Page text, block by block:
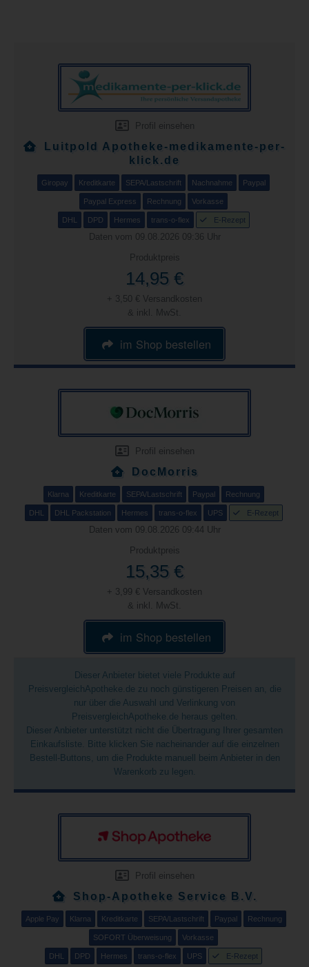
Profil einsehen
Luitpold Apotheke-medikamente-per-
klick.de
Giropay Kreditkarte SEPA/Lastschrift Nachnahme Paypal
Paypal Express Rechnung Vorkasse
DHL DPD Hermes trans-o-flex E-Rezept
Daten vom 09.08.2026 09:36 Uhr
Produktpreis
14,95 €
+ 3,50 € Versandkosten
& inkl. MwSt.
im Shop bestellen
Profil einsehen
DocMorris
Klarna Kreditkarte SEPA/Lastschrift Paypal Rechnung
DHL DHL Packstation Hermes trans-o-flex UPS E-Rezept
Daten vom 09.08.2026 09:44 Uhr
Produktpreis
15,35 €
+ 3,99 € Versandkosten
& inkl. MwSt.
im Shop bestellen
Dieser Anbieter bietet viele Produkte auf
PreisvergleichApotheke.de zu noch günstigeren Preisen an, die
nur über die Auswahl und Verlinkung von
PreisvergleichApotheke.de heraus gelten.
Dieser Anbieter unterstützt nicht die Übertragung Ihrer gesamten
Einkaufsliste. Bitte klicken Sie nacheinander auf die einzelnen
Bestell-Buttons, um die Produkte manuell beim Anbieter in den
Warenkorb zu legen.
Profil einsehen
Shop-Apotheke Service B.V.
Apple Pay Klarna Kreditkarte SEPA/Lastschrift Paypal Rechnung
SOFORT Überweisung Vorkasse
DHL DPD Hermes trans-o-flex UPS E-Rezept